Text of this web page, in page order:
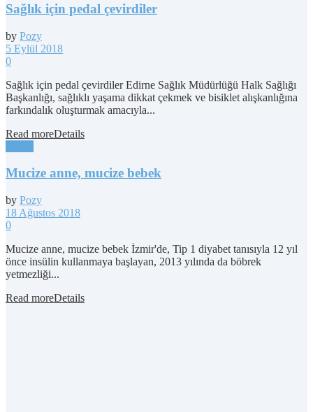
Sağlık için pedal çevirdiler
by Pozy
5 Eylül 2018
0
Sağlık için pedal çevirdiler Edirne Sağlık Müdürlüğü Halk Sağlığı
Başkanlığı, sağlıklı yaşama dikkat çekmek ve bisiklet alışkanlığına
farkındalık oluşturmak amacıyla...
Read moreDetails
Mucize anne, mucize bebek
by Pozy
18 Ağustos 2018
0
Mucize anne, mucize bebek İzmir'de, Tip 1 diyabet tanısıyla 12 yıl
önce insülin kullanmaya başlayan, 2013 yılında da böbrek
yetmezliği...
Read moreDetails